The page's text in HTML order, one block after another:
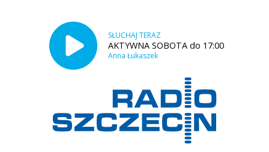
SŁUCHAJ TERAZ
AKTYWNA SOBOTA do 17:00
Anna Łukaszek